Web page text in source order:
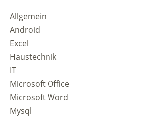
Allgemein
Android
Excel
Haustechnik
IT
Microsoft Office
Microsoft Word
Mysql